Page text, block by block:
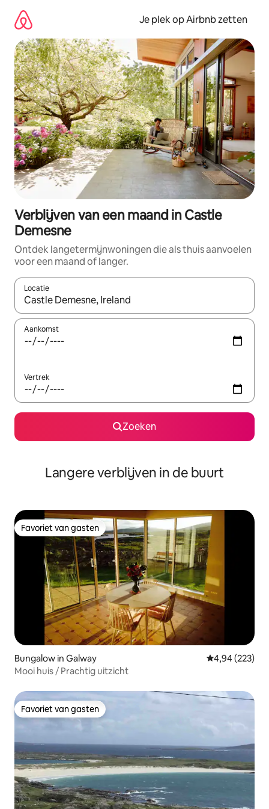
direct
naar
inhoud
Je plek op Airbnb zetten
Verblijven van een maand in Castle
Demesne
Ontdek langetermijnwoningen die als thuis aanvoelen
voor een maand of langer.
Locatie
Wanneer er resultaten beschikbaar zijn, maak je een keuze
Aankomst
Vertrek
Zoeken
Langere verblijven in de buurt
Favoriet van gasten
Favoriet van gasten
Bungalow in Galway Gemiddelde
4,94 (223)
Mooi huis / Prachtig uitzicht
Favoriet van gasten
Favoriet van gasten